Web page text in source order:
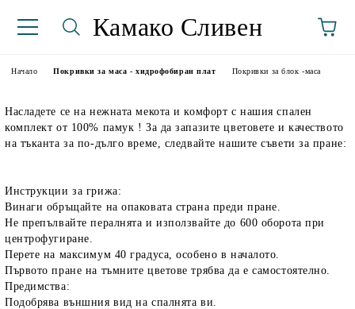
Камако Сливен
Начало Покривки за маса - хидрофобиран плат Покривки за блок -маса
Насладете се на нежната мекота и комфорт с нашия спален
комплект от 100% памук ! За да запазите цветовете и качеството
на тъканта за по-дълго време, следвайте нашите съвети за пране:
Инструкции за грижа:
Винаги обръщайте на опаковата страна преди пране.
Не препълвайте пералнята и използвайте до 600 оборота при
центрофугиране.
Перете на максимум 40 градуса, особено в началото.
Първото пране на тъмните цветове трябва да е самостоятелно.
Предимства:
Подобрява външния вид на спалнята ви.